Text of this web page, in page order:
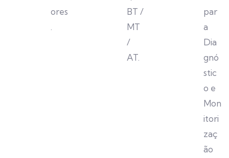
ores
.
BT /
MT
/
AT.
par
a
Dia
gnó
stic
o e
Mon
itori
zaç
ão